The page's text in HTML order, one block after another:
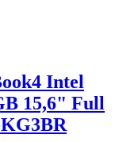
Intel
15,6" Full